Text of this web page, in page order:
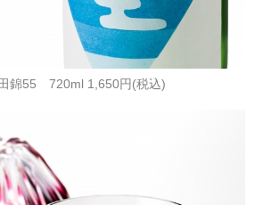
田錦55 720ml 1,650円(税込)